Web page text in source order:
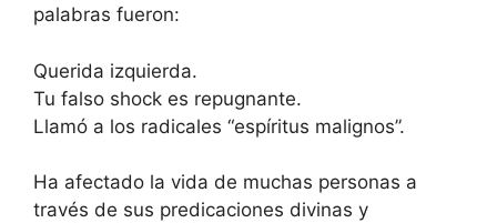
palabras fueron:
Querida izquierda.
Tu falso shock es repugnante.
Llamó a los radicales “espíritus malignos”.
Ha afectado la vida de muchas personas a
través de sus predicaciones divinas y